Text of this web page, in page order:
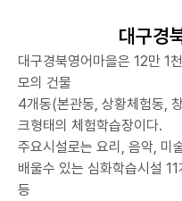
대구경
대구경북영어마을은 12만 1
모의 건물
4개동(본관동, 상황체험동,
크형태의 체험학습장이다.
주요시설로는 요리, 음악, 미
배울수 있는 심화학습시설
등